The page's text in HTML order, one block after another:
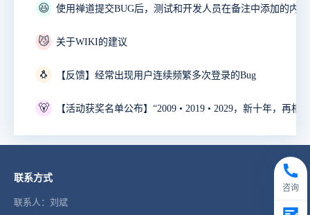
😆
😼 关于WIKI的建议
🐧 【反馈】经常出现用户连续频繁多次登录的Bug
🐻
联系方式
联系人：刘斌
咨询